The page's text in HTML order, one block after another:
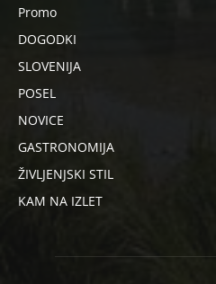
Promo
DOGODKI
SLOVENIJA
POSEL
NOVICE
GASTRONOMIJA
ŽIVLJENJSKI STIL
KAM NA IZLET